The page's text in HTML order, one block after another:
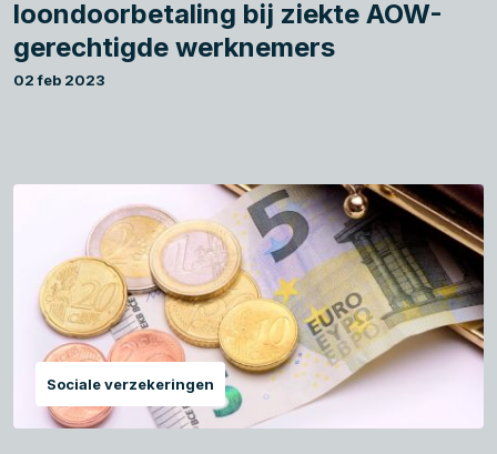
loondoorbetaling bij ziekte AOW-
gerechtigde werknemers
02 feb 2023
Sociale verzekeringen